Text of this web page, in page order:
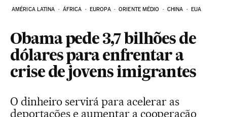
AMÉRICA LATINA ÁFRICA EUROPA ORIENTE MÉDIO CHINA EUA
Obama pede 3,7 bilhões de
dólares para enfrentar a
crise de jovens imigrantes
O dinheiro servirá para acelerar as
deportações e aumentar a cooperação